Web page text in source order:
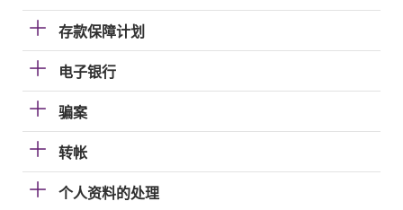
存款保障计划
电子银行
骗案
转帐
个人资料的处理